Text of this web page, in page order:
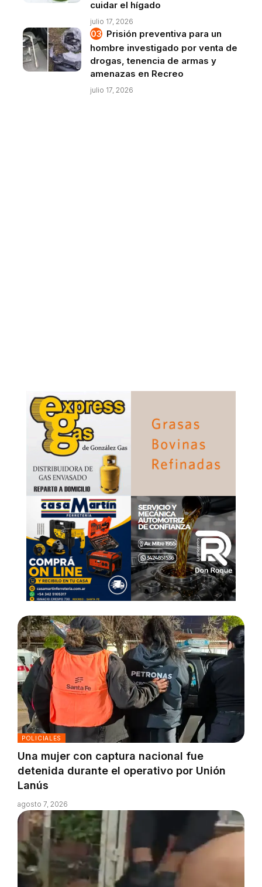
cuidar el hígado
julio 17, 2026
Prisión preventiva para un
hombre investigado por venta de
drogas, tenencia de armas y
amenazas en Recreo
julio 17, 2026
POLICIALES
Una mujer con captura nacional fue
detenida durante el operativo por Unión
Lanús
agosto 7, 2026